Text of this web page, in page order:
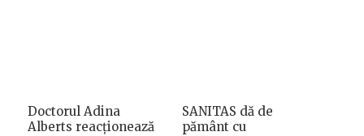
Doctorul Adina
Alberts reacționează
SANITAS dă de
pământ cu